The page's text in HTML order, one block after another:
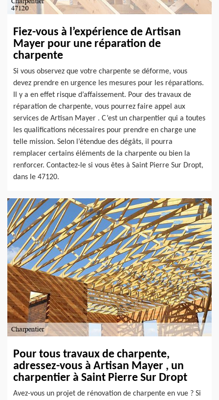
Fiez-vous à l’expérience de Artisan
Mayer pour une réparation de
charpente
Si vous observez que votre charpente se déforme, vous
devez prendre en urgence les mesures pour les réparations.
Il y a en effet risque d’affaissement. Pour des travaux de
réparation de charpente, vous pourrez faire appel aux
services de Artisan Mayer . C’est un charpentier qui a toutes
les qualifications nécessaires pour prendre en charge une
telle mission. Selon l’étendue des dégâts, il pourra
remplacer certains éléments de la charpente ou bien la
renforcer. Contactez-le si vous êtes à Saint Pierre Sur Dropt,
dans le 47120.
Pour tous travaux de charpente,
adressez-vous à Artisan Mayer , un
charpentier à Saint Pierre Sur Dropt
Avez-vous un projet de rénovation de charpente en vue ? Si